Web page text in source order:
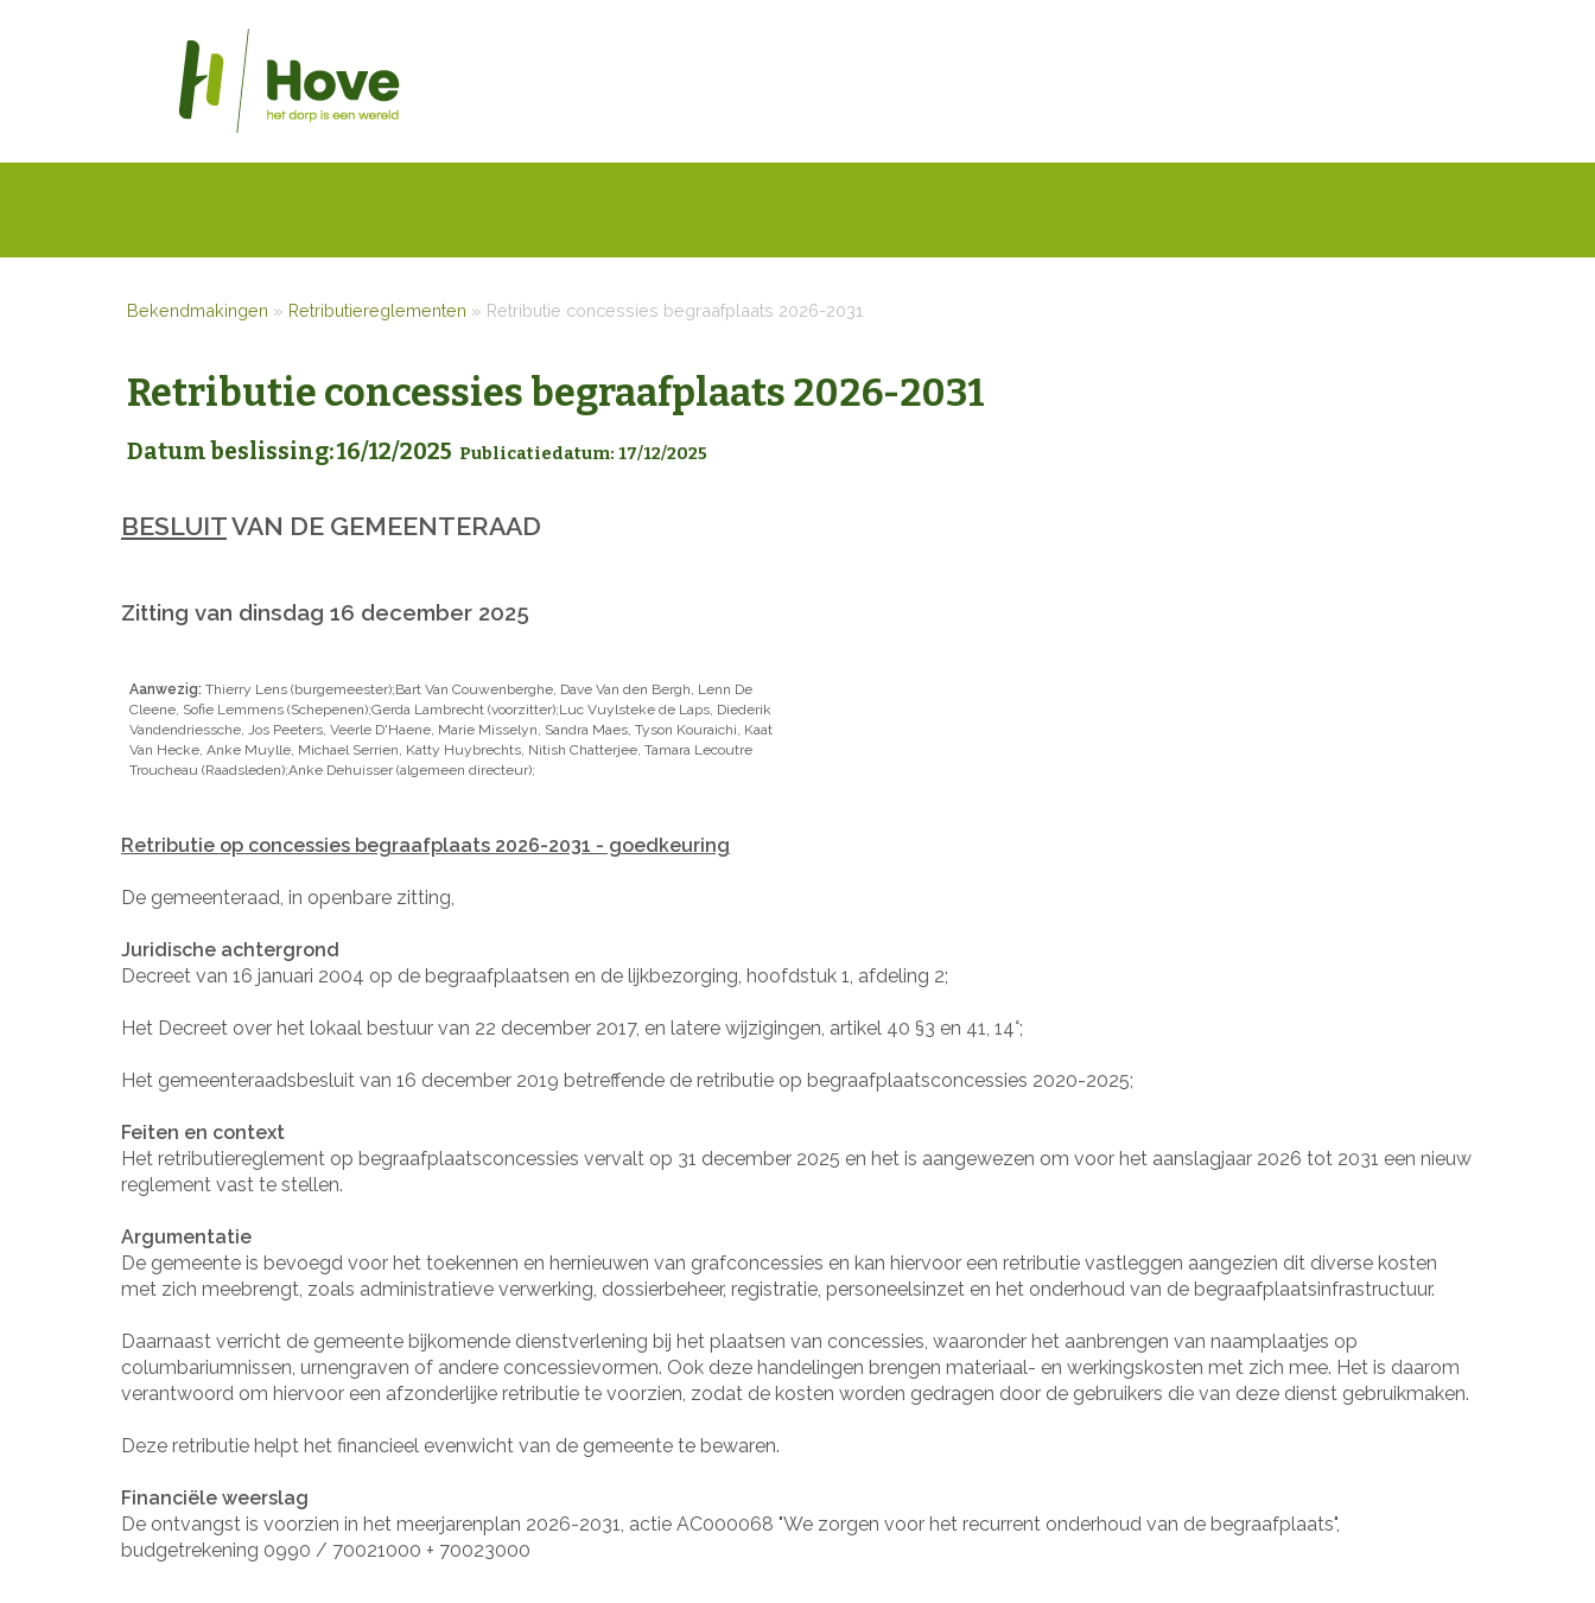
Bekendmakingen » Retributiereglementen » Retributie concessies begraafplaats 2026-2031
Retributie concessies begraafplaats 2026-2031
Datum beslissing: 16/12/2025 Publicatiedatum: 17/12/2025
BESLUITVAN DE GEMEENTERAAD
Zitting van dinsdag 16 december 2025
Aanwezig: Thierry Lens (burgemeester);Bart Van Couwenberghe, Dave Van den Bergh, Lenn De
Cleene, Sofie Lemmens (Schepenen);Gerda Lambrecht (voorzitter);Luc Vuylsteke de Laps, Diederik
Vandendriessche, Jos Peeters, Veerle D'Haene, Marie Misselyn, Sandra Maes, Tyson Kouraichi, Kaat
Van Hecke, Anke Muylle, Michael Serrien, Katty Huybrechts, Nitish Chatterjee, Tamara Lecoutre
Troucheau (Raadsleden);Anke Dehuisser (algemeen directeur);
Retributie op concessies begraafplaats 2026-2031 - goedkeuring
De gemeenteraad, in openbare zitting,
Juridische achtergrond
Decreet van 16 januari 2004 op de begraafplaatsen en de lijkbezorging, hoofdstuk 1, afdeling 2;
Het Decreet over het lokaal bestuur van 22 december 2017, en latere wijzigingen, artikel 40 §3 en 41, 14°;
Het gemeenteraadsbesluit van 16 december 2019 betreffende de retributie op begraafplaatsconcessies 2020-2025;
Feiten en context
Het retributiereglement op begraafplaatsconcessies vervalt op 31 december 2025 en het is aangewezen om voor het aanslagjaar 2026 tot 2031 een nieuw
reglement vast te stellen.
Argumentatie
De gemeente is bevoegd voor het toekennen en hernieuwen van grafconcessies en kan hiervoor een retributie vastleggen aangezien dit diverse kosten
met zich meebrengt, zoals administratieve verwerking, dossierbeheer, registratie, personeelsinzet en het onderhoud van de begraafplaatsinfrastructuur.
Daarnaast verricht de gemeente bijkomende dienstverlening bij het plaatsen van concessies, waaronder het aanbrengen van naamplaatjes op
columbariumnissen, urnengraven of andere concessievormen. Ook deze handelingen brengen materiaal- en werkingskosten met zich mee. Het is daarom
verantwoord om hiervoor een afzonderlijke retributie te voorzien, zodat de kosten worden gedragen door de gebruikers die van deze dienst gebruikmaken.
Deze retributie helpt het financieel evenwicht van de gemeente te bewaren.
Financiële weerslag
De ontvangst is voorzien in het meerjarenplan 2026-2031, actie AC000068 "We zorgen voor het recurrent onderhoud van de begraafplaats",
budgetrekening 0990 / 70021000 + 70023000